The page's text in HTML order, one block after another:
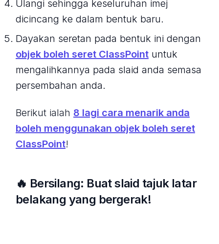
Ulangi sehingga keseluruhan imej
dicincang ke dalam bentuk baru.
Dayakan seretan pada bentuk ini dengan
objek boleh seret ClassPoint untuk
mengalihkannya pada slaid anda semasa
persembahan anda.
Berikut ialah 8 lagi cara menarik anda
boleh menggunakan objek boleh seret
ClassPoint!
🔥 Bersilang: Buat slaid tajuk latar
belakang yang bergerak!